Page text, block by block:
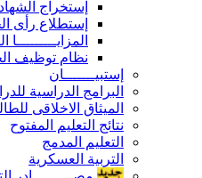
إستخراج
إستطلاع رأى
نظام توظيف
إستبيـــــــان
البرامج الدراسية
الميثاق الاخلاقى
نتائج التعليم المفتوح
التعليم المدمج
التربية العسكرية